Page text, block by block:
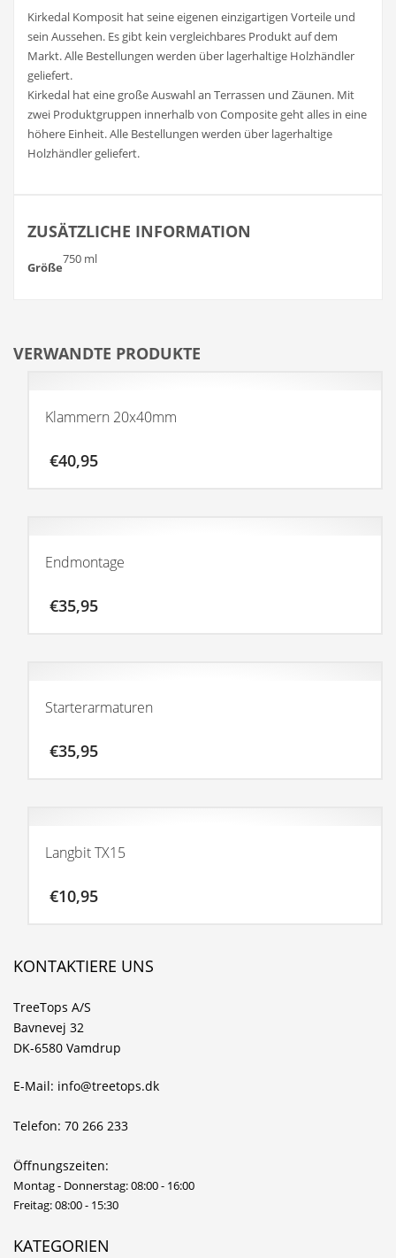
Kirkedal Komposit hat seine eigenen einzigartigen Vorteile und
sein Aussehen. Es gibt kein vergleichbares Produkt auf dem
Markt. Alle Bestellungen werden über lagerhaltige Holzhändler
geliefert.
Kirkedal hat eine große Auswahl an Terrassen und Zäunen. Mit
zwei Produktgruppen innerhalb von Composite geht alles in eine
höhere Einheit. Alle Bestellungen werden über lagerhaltige
Holzhändler geliefert.
ZUSÄTZLICHE INFORMATION
Größe
750 ml
VERWANDTE PRODUKTE
Klammern 20x40mm
€40,95
Endmontage
€35,95
Starterarmaturen
€35,95
Langbit TX15
€10,95
KONTAKTIERE UNS
TreeTops A/S
Bavnevej 32
DK-6580 Vamdrup
E-Mail: info@treetops.dk
Telefon: 70 266 233
Öffnungszeiten:
Montag - Donnerstag: 08:00 - 16:00
Freitag: 08:00 - 15:30
KATEGORIEN